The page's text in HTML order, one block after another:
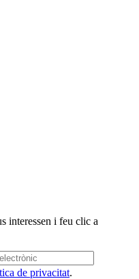
interessen i feu clic a
de privacitat.